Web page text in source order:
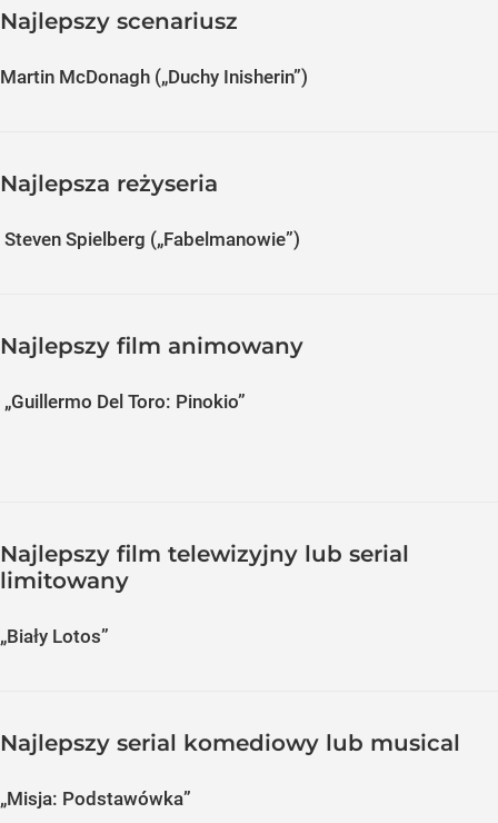
Najlepszy scenariusz
Martin McDonagh („Duchy Inisherin”)
Najlepsza reżyseria
Steven Spielberg („Fabelmanowie”)
Najlepszy film animowany
„Guillermo Del Toro: Pinokio”
Najlepszy film telewizyjny lub serial
limitowany
„Biały Lotos”
Najlepszy serial komediowy lub musical
„Misja: Podstawówka”